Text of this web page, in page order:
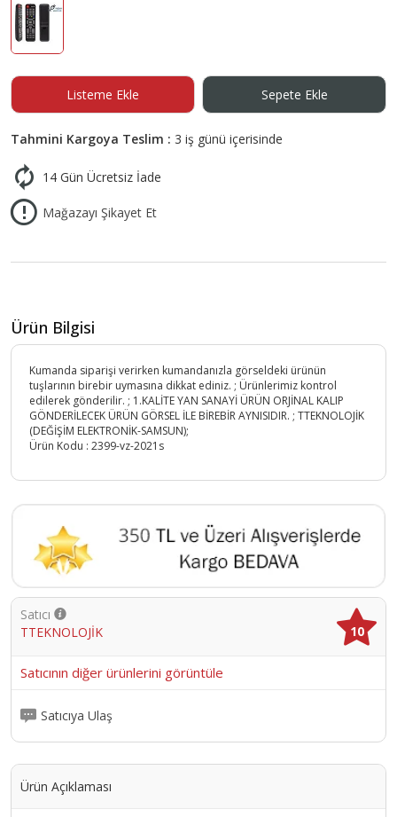
Listeme Ekle Sepete Ekle
Tahmini Kargoya Teslim : 3 iş günü içerisinde
14 Gün Ücretsiz İade
Mağazayı Şikayet Et
Ürün Bilgisi
Kumanda siparişi verirken kumandanızla görseldeki ürünün
tuşlarının birebir uymasına dikkat ediniz. ; Ürünlerimiz kontrol
edilerek gönderilir. ; 1.KALİTE YAN SANAYİ ÜRÜN ORJİNAL KALIP
GÖNDERİLECEK ÜRÜN GÖRSEL İLE BİREBİR AYNISIDIR. ; TTEKNOLOJİK
(DEĞİŞİM ELEKTRONİK-SAMSUN);
Ürün Kodu : 2399-vz-2021s
Satıcı
TTEKNOLOJİK
10
Satıcının diğer ürünlerini görüntüle
Satıcıya Ulaş
Ürün Açıklaması